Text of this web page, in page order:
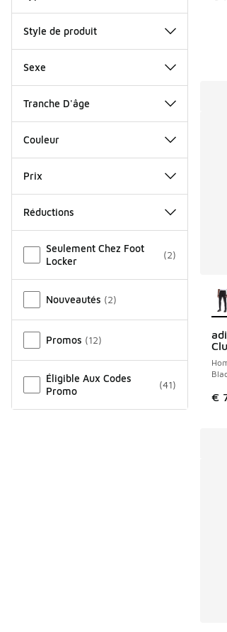
Style de produit
Sexe
Tranche D'âge
Couleur
Prix
Réductions
Seulement Chez Foot
Locker
(2)
Nouveautés (2)
Promos (12)
Éligible Aux Codes
Promo
(41)
€